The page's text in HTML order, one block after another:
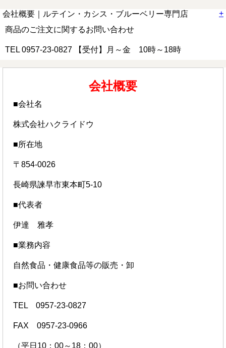
+
会社概要｜ルテイン・カシス・ブルーベリー専門店
商品のご注文に関するお問い合わせ
TEL 0957-23-0827 【受付】月～金 10時～18時
会社概要
■会社名
株式会社ハクライドウ
■所在地
〒854-0026
長崎県諫早市東本町5-10
■代表者
伊達 雅孝
■業務内容
自然食品・健康食品等の販売・卸
■お問い合わせ
TEL 0957-23-0827
FAX 0957-23-0966
（平日10：00～18：00）